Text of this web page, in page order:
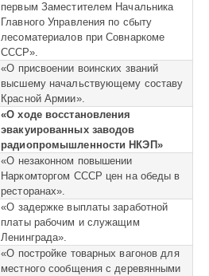
первым Заместителем Начальника
Главного Управления по сбыту
лесоматериалов при Совнаркоме
СССР».
«О присвоении воинских званий
высшему начальствующему составу
Красной Армии».
«О ходе восстановления
эвакуированных заводов
радиопромышленности НКЭП»
«О незаконном повышении
Наркомторгом СССР цен на обеды в
ресторанах».
«О задержке выплаты заработной
платы рабочим и служащим
Ленинграда».
«О постройке товарных вагонов для
местного сообщения с деревянными